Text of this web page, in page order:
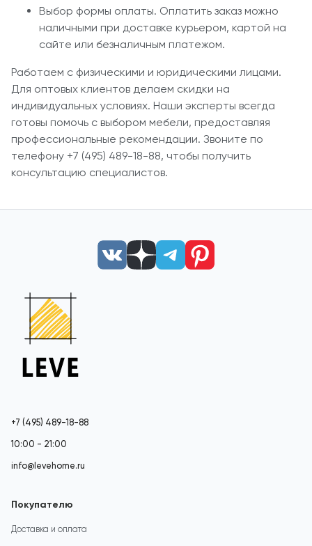
Выбор формы оплаты. Оплатить заказ можно
наличными при доставке курьером, картой на
сайте или безналичным платежом.
Работаем с физическими и юридическими лицами.
Для оптовых клиентов делаем скидки на
индивидуальных условиях. Наши эксперты всегда
готовы помочь с выбором мебели, предоставляя
профессиональные рекомендации. Звоните по
телефону +7 (495) 489-18-88, чтобы получить
консультацию специалистов.
+7 (495) 489-18-88
10:00 - 21:00
info@levehome.ru
Покупателю
Доставка и оплата